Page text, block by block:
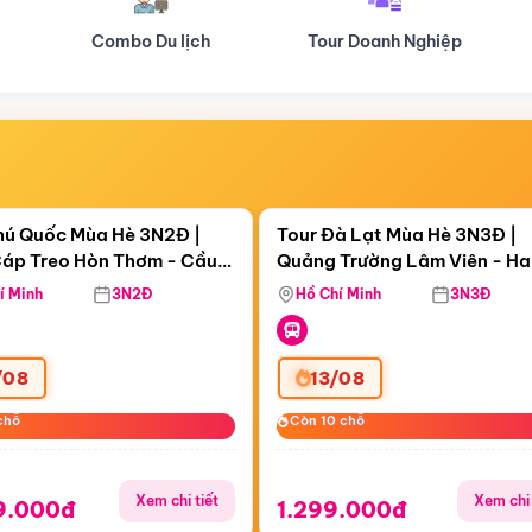
Tour Doanh Nghiệp Du lịch Hành Hương
06:40:47
Treo Hòn Thơm
Quốc Mùa Hè 3N2Đ |
Treo Hòn Thơm - Cầu
Viên Nước Aquatopia
Minh 3N2Đ
Xem chi tiết
Còn06 ngày 06:40:47
Tour Đà Lạt Mùa Hè 3N3Đ |
Quảng Trường Lâm Viên -
Hill - Puppy Farm
Hồ Chí Minh 3N3Đ
13/08
Còn 10 chỗ
Còn 10 chỗ
1.299.000đ Xem